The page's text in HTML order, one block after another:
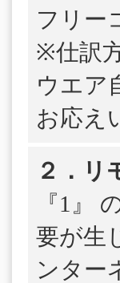
フリー
※仕訳
ウエア
お応え
２．リ
『1』
要が生
ンター